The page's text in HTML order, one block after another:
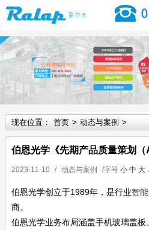
现在位置： 首页 > 动态与案例 >
伯恩光学《先期产品质量策划（
2023-11-10 / 动态与案例 /字号 小 中 大
伯恩光学创立于1989年，是行业智
商。
伯恩光学业务布局涵盖手机玻璃盖